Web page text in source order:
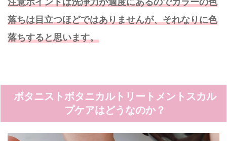
落ちは目立つほどではありませんが、それなりに色
落ちすると思います。
ボタニストボタニカルトリートメントスカル
プケアはどうなのか？